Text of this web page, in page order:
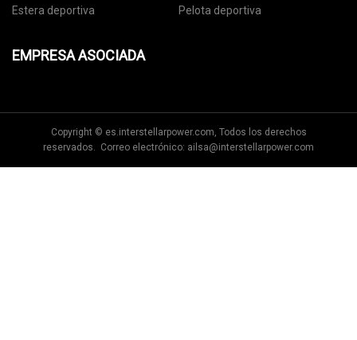
Estera deportiva
Pelota deportiva
EMPRESA ASOCIADA
Copyright © es.interstellarpower.com, Todos los derechos
reservados. Correo electrónico: ailsa@interstellarpower.com